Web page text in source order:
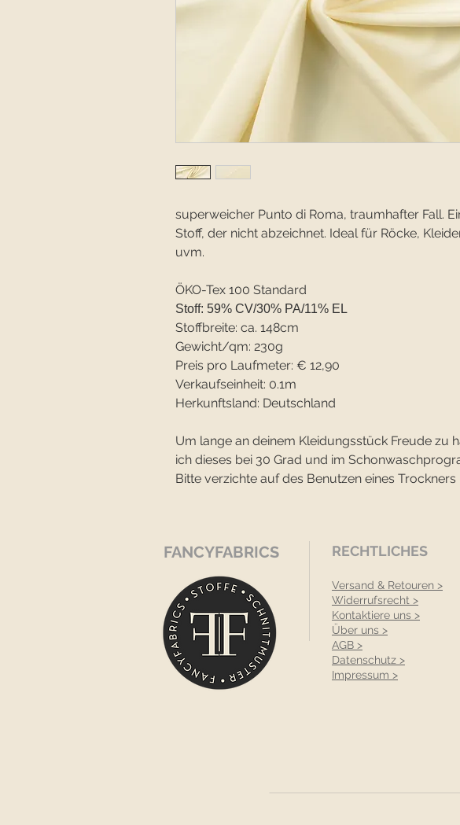
superweicher Punto di Roma, traumhafter Fall.
Stoff, der nicht abzeichnet. Ideal für Röcke,
uvm.
ÖKO-Tex 100 Standard
Stoff: 59% CV/30% PA/11% EL
Stoffbreite: ca. 148cm
Gewicht/qm: 230g
Preis pro Laufmeter: € 12,90
Verkaufseinheit: 0.1m
Herkunftsland: Deutschland
Um lange an deinem Kleidungsstück Freude zu
ich dieses bei 30 Grad und im
Bitte verzichte auf des Benutzen eines Trockners
FANCYFABRICS RECHTLICHES
Versand & Retouren >
Widerrufsrecht >
Kontaktiere uns >
Über uns >
AGB >
Datenschutz >
Impressum >